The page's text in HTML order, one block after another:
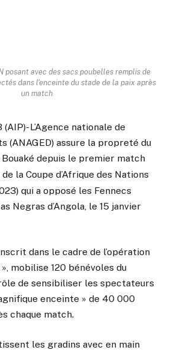
posant avec des sacs poubelles remplis de
dans l'enceinte du stade de la paix après
un match
L’Agence nationale de
(ANAGED) assure la propreté du
depuis le premier match
la Coupe d’Afrique des Nations
qui a opposé les Fennecs
Negras d’Angola, le 15 janvier
dans le cadre de l’opération
mobilise 120 bénévoles du
de sensibiliser les spectateurs
enceinte » de 40 000
chaque match.
les gradins avec en main